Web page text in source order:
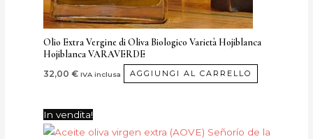
Olio Extra Vergine di Oliva Biologico Varietà Hojiblanca
Hojiblanca VARAVERDE
32,00€ IVA inclusa AGGIUNGI AL CARRELLO
In vendita!
Il
prezzo
originaleattuale
prodotto